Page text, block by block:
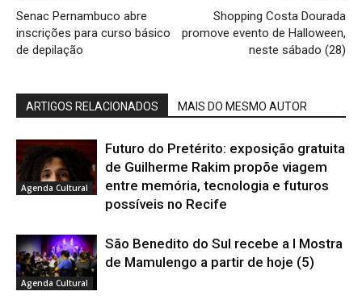
Senac Pernambuco abre
inscrições para curso básico
de depilação
Shopping Costa Dourada
promove evento de Halloween,
neste sábado (28)
ARTIGOS RELACIONADOS MAIS DO MESMO AUTOR
Agenda Cultural
Futuro do Pretérito: exposição gratuita
de Guilherme Rakim propõe viagem
entre memória, tecnologia e futuros
possíveis no Recife
Agenda Cultural
São Benedito do Sul recebe a I Mostra
de Mamulengo a partir de hoje (5)